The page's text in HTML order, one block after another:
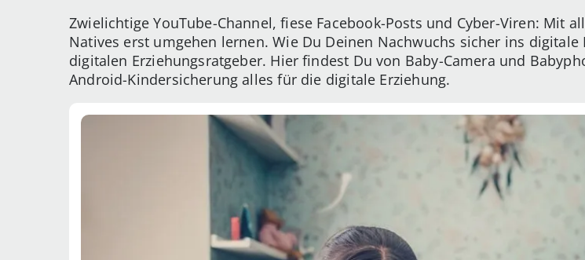
Zwielichtige YouTube-Channel, fiese Facebook-Posts und Cyber-Viren: Mit
Natives erst umgehen lernen. Wie Du Deinen Nachwuchs sicher ins
digitalen Erziehungsratgeber. Hier findest Du von Baby-Camera und
Android-Kindersicherung alles für die digitale Erziehung.